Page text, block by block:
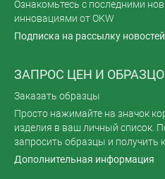
Ознакомьтесь с последними
инновациями от OKW
Подписка на рассылку новостей
ЗАПРОС ЦЕН И
Заказать образцы
Просто нажимайте на значок
изделия в ваш личный список.
запросить образцы и получить
Дополнительная информация